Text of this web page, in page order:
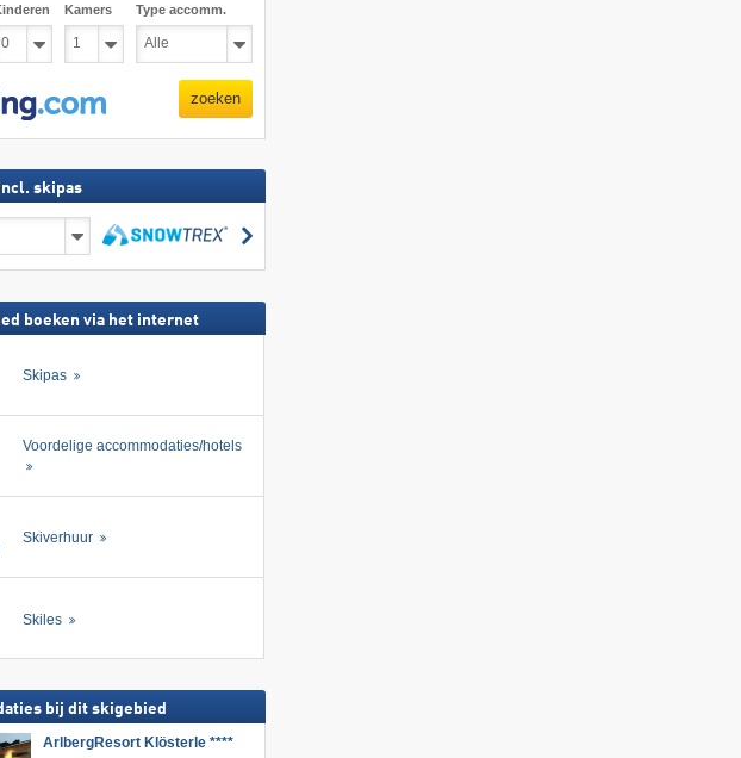
Kamers Type accomm.
zoeken
skipas
zoeken
boeken via het internet
Skipas
Voordelige accommodaties/hotels
Skiverhuur
Skiles
bij dit skigebied
ArlbergResort Klösterle ****